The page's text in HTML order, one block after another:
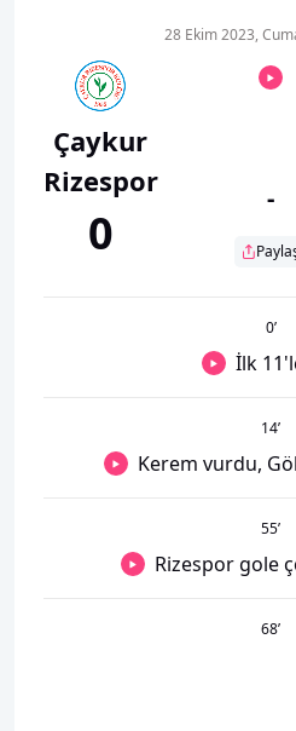
Çaykur
Rizespor
0
28 Ekim 2023,
-
0’
İlk
14’
Kerem vurdu,
55’
Rizespor gole
68’